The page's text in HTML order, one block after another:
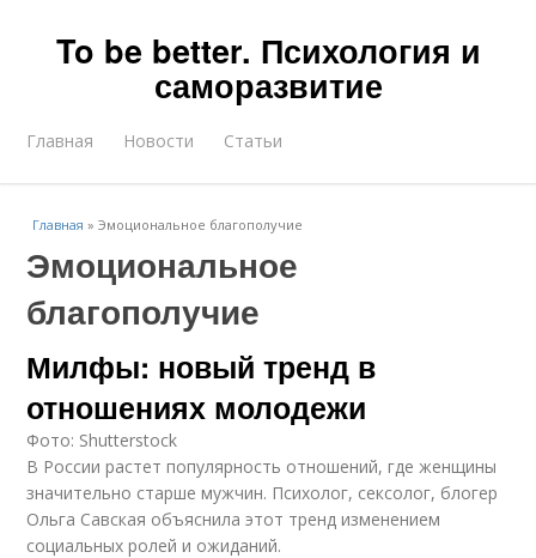
To be better. Психология и
саморазвитие
Главная Новости Статьи
Главная »Эмоциональное благополучие
Эмоциональное
благополучие
Милфы: новый тренд в
отношениях молодежи
Фото: Shutterstock
В России растет популярность отношений, где женщины
значительно старше мужчин. Психолог, сексолог, блогер
Ольга Савская объяснила этот тренд изменением
социальных ролей и ожиданий.